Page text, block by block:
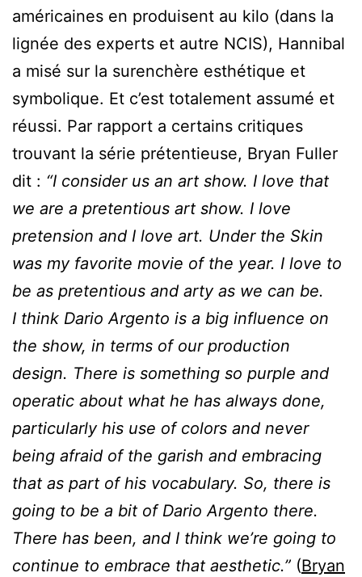
américaines en produisent au kilo (dans la
lignée des experts et autre NCIS), Hannibal
a misé sur la surenchère esthétique et
symbolique. Et c’est totalement assumé et
réussi. Par rapport a certains critiques
trouvant la série prétentieuse, Bryan Fuller
dit : “I consider us an art show. I love that
we are a pretentious art show. I love
pretension and I love art. Under the Skin
was my favorite movie of the year. I love to
be as pretentious and arty as we can be.
I think Dario Argento is a big influence on
the show, in terms of our production
design. There is something so purple and
operatic about what he has always done,
particularly his use of colors and never
being afraid of the garish and embracing
that as part of his vocabulary. So, there is
going to be a bit of Dario Argento there.
There has been, and I think we’re going to
continue to embrace that aesthetic.” (Bryan